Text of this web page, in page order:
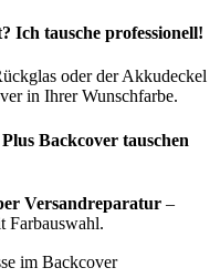
Ich tausche professionell!
oder der Akkudeckel
in Ihrer Wunschfarbe.
Plus Backcover tauschen
Versandreparatur –
Farbauswahl.
im Backcover